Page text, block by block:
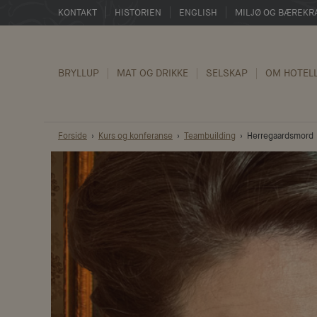
KONTAKT HISTORIEN ENGLISH MILJØ OG
BRYLLUP MAT OG DRIKKE SELSKAP OM
Forside Kurs og konferanse Teambuilding Herregaardsmord